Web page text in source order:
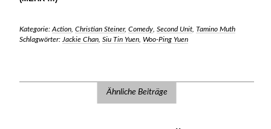
Kategorie: Action, Christian Steiner, Comedy, Second Unit, Tamino Muth
Schlagwörter: Jackie Chan, Siu Tin Yuen, Woo-Ping Yuen
Ähnliche Beiträge